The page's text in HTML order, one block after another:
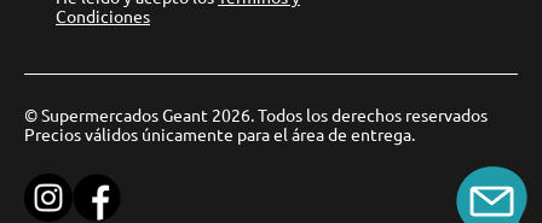
Condiciones
© Supermercados Geant 2026. Todos los derechos reservados
Precios válidos únicamente para el área de entrega.